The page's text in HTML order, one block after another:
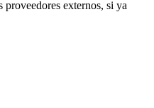
proveedores externos, si ya